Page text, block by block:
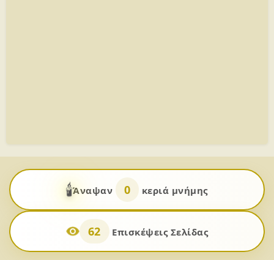
🕯️Άναψαν 0 κεριά μνήμης
62 Επισκέψεις Σελίδας